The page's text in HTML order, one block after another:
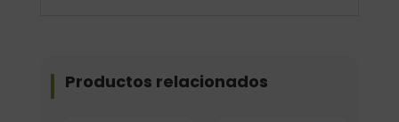
Productos relacionados